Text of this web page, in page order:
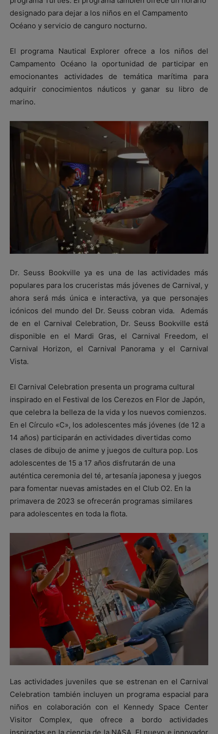
designado para dejar a los niños en el Campamento
Océano y servicio de canguro nocturno.
El programa Nautical Explorer ofrece a los niños del
Campamento Océano la oportunidad de participar en
emocionantes actividades de temática marítima para
adquirir conocimientos náuticos y ganar su libro de
marino.
Dr. Seuss Bookville ya es una de las actividades más
populares para los cruceristas más jóvenes de Carnival, y
ahora será más única e interactiva, ya que personajes
icónicos del mundo del Dr. Seuss cobran vida. Además
de en el Carnival Celebration, Dr. Seuss Bookville está
disponible en el Mardi Gras, el Carnival Freedom, el
Carnival Horizon, el Carnival Panorama y el Carnival
Vista.
El Carnival Celebration presenta un programa cultural
inspirado en el Festival de los Cerezos en Flor de Japón,
que celebra la belleza de la vida y los nuevos comienzos.
En el Círculo «C», los adolescentes más jóvenes (de 12 a
14 años) participarán en actividades divertidas como
clases de dibujo de anime y juegos de cultura pop. Los
adolescentes de 15 a 17 años disfrutarán de una
auténtica ceremonia del té, artesanía japonesa y juegos
para fomentar nuevas amistades en el Club O2. En la
primavera de 2023 se ofrecerán programas similares
para adolescentes en toda la flota.
Las actividades juveniles que se estrenan en el Carnival
Celebration también incluyen un programa espacial para
niños en colaboración con el Kennedy Space Center
Visitor Complex, que ofrece a bordo actividades